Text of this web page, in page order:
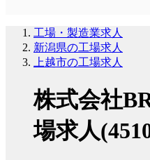
工場・製造業求人
新潟県の工場求人
上越市の工場求人
株式会社
場求人